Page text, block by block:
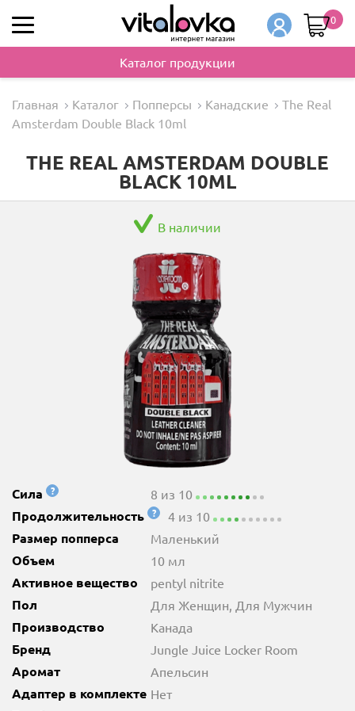
0
Каталог продукции
Главная Каталог Попперсы Канадские
The Real
Amsterdam Double Black 10ml
THE REAL AMSTERDAM DOUBLE
BLACK 10ML
В наличии
Сила ? 8 из 10
Продолжительность ? 4 из 10
Размер попперса Маленький
Объем 10 мл
Активное вещество pentyl nitrite
Пол Для Женщин, Для Мужчин
Производство Канада
Бренд Jungle Juice Locker Room
Аромат Апельсин
Адаптер в комплекте Нет